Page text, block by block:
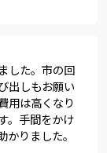
した。市の回
出しもお願い
用は高くなり
。手間をかけ
りました。